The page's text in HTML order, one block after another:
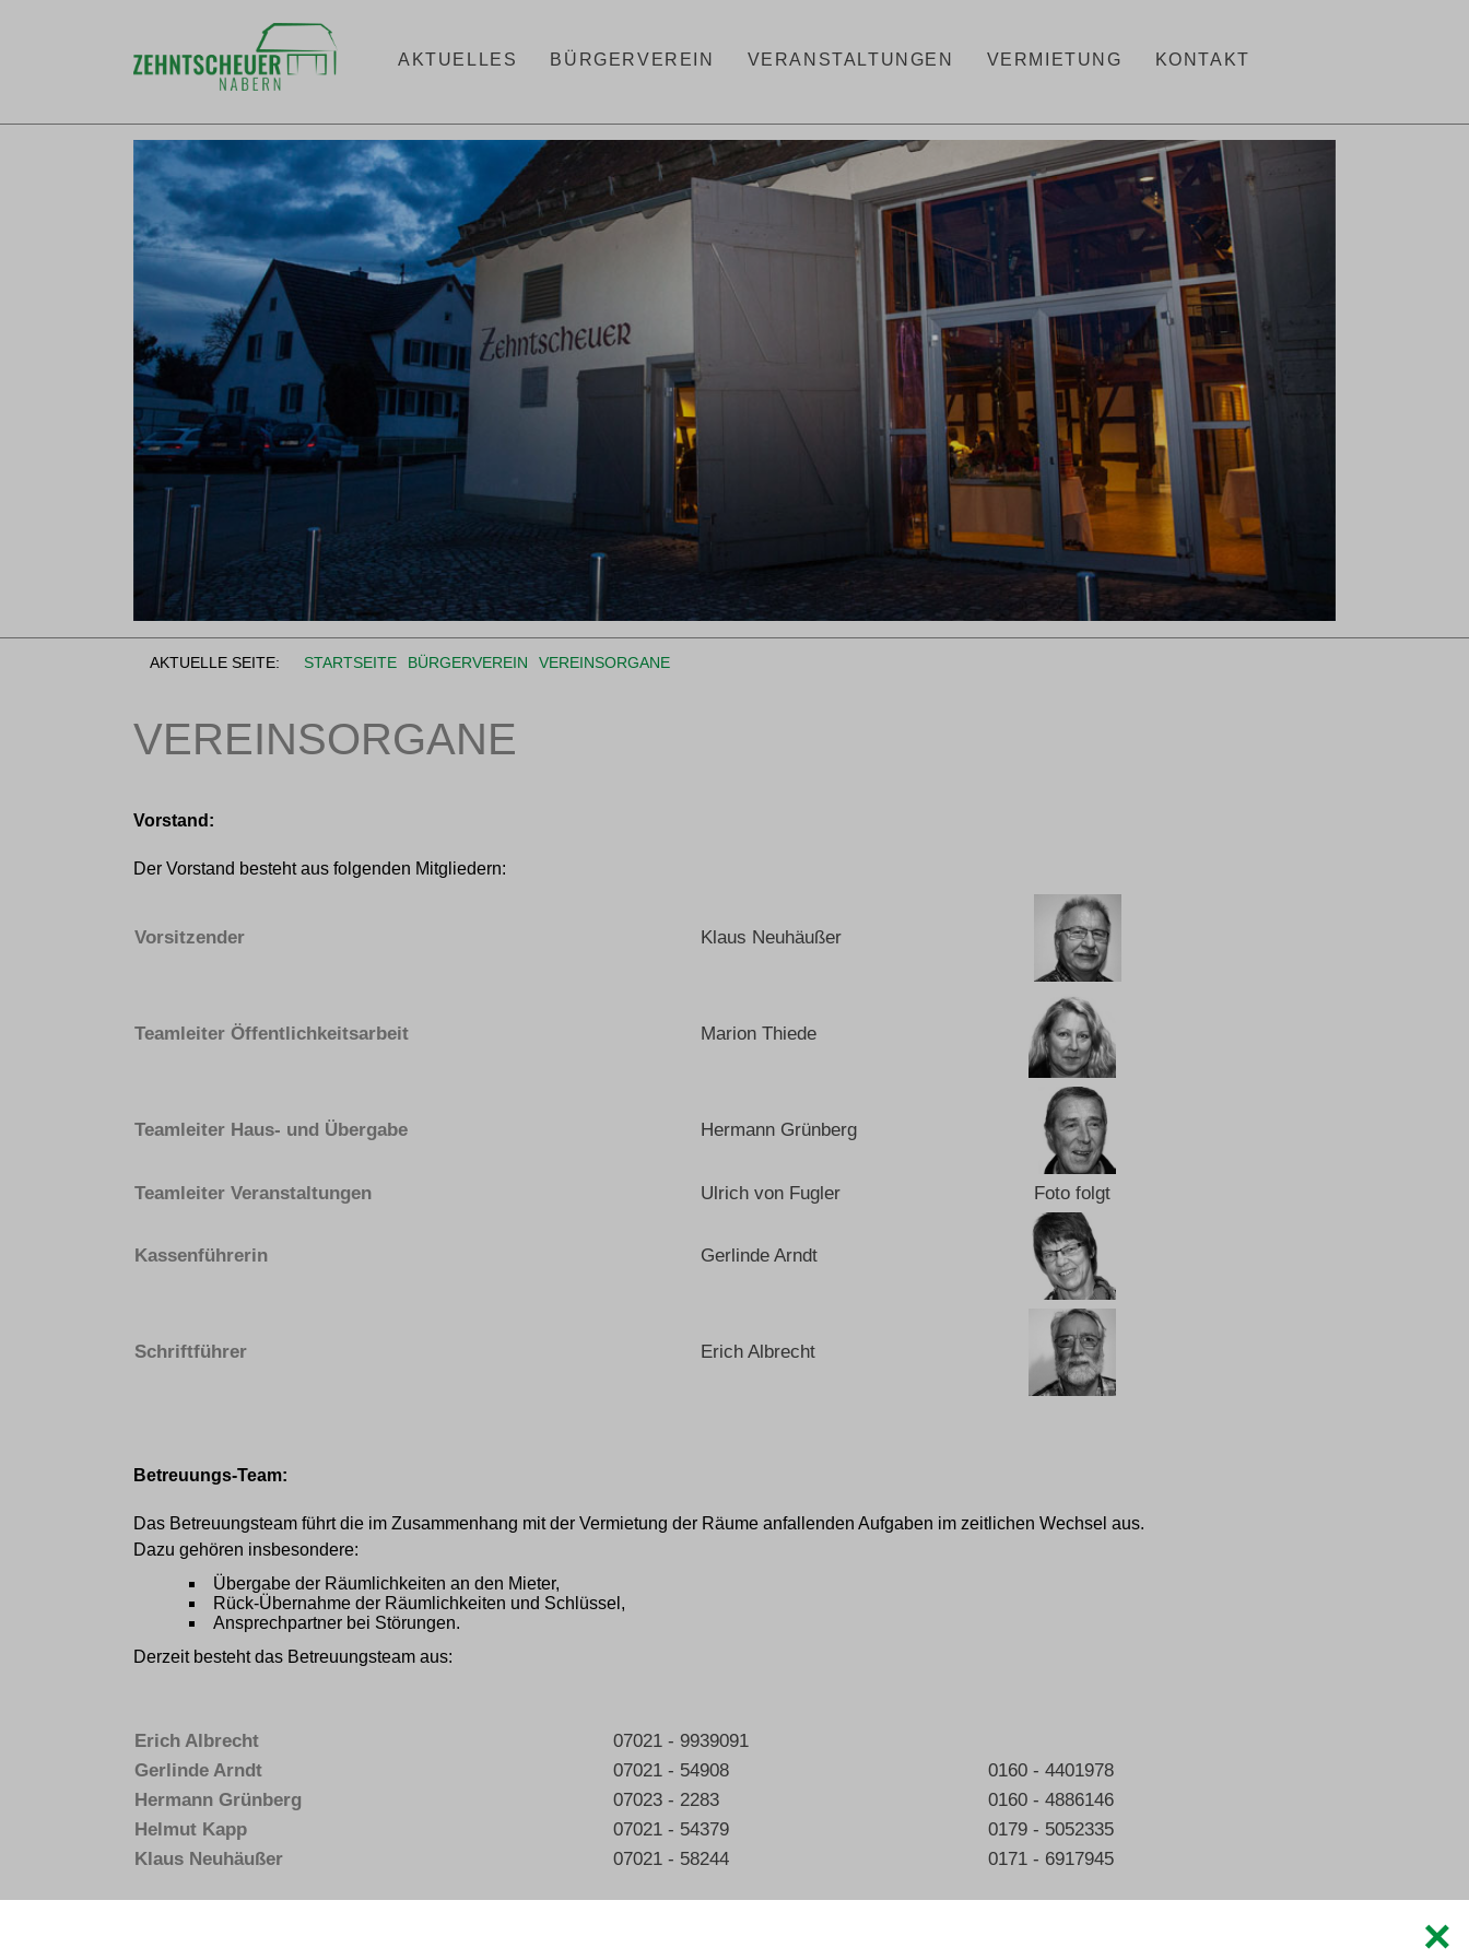
AKTUELLES BÜRGERVEREIN VERANSTALTUNGEN VERMIETUNG KONTAKT
AKTUELLE SEITE: STARTSEITE BÜRGERVEREIN VEREINSORGANE
VEREINSORGANE
Vorstand:
Der Vorstand besteht aus folgenden Mitgliedern:
Vorsitzender Klaus Neuhäußer
Teamleiter Öffentlichkeitsarbeit Marion Thiede
Teamleiter Haus- und Übergabe Hermann Grünberg
Teamleiter Veranstaltungen Ulrich von Fugler Foto folgt
Kassenführerin Gerlinde Arndt
Schriftführer Erich Albrecht
Betreuungs-Team:
Das Betreuungsteam führt die im Zusammenhang mit der Vermietung der Räume anfallenden Aufgaben im zeitlichen Wechsel aus.
Dazu gehören insbesondere:
Übergabe der Räumlichkeiten an den Mieter,
Rück-Übernahme der Räumlichkeiten und Schlüssel,
Ansprechpartner bei Störungen.
Derzeit besteht das Betreuungsteam aus:
Erich Albrecht
07021 - 9939091
Gerlinde Arndt
07021 - 54908
0160 - 4401978
Hermann Grünberg
07023 - 2283
0160 - 4886146
Helmut Kapp
07021 - 54379
0179 - 5052335
Klaus Neuhäußer
07021 - 58244 0171 - 6917945
×